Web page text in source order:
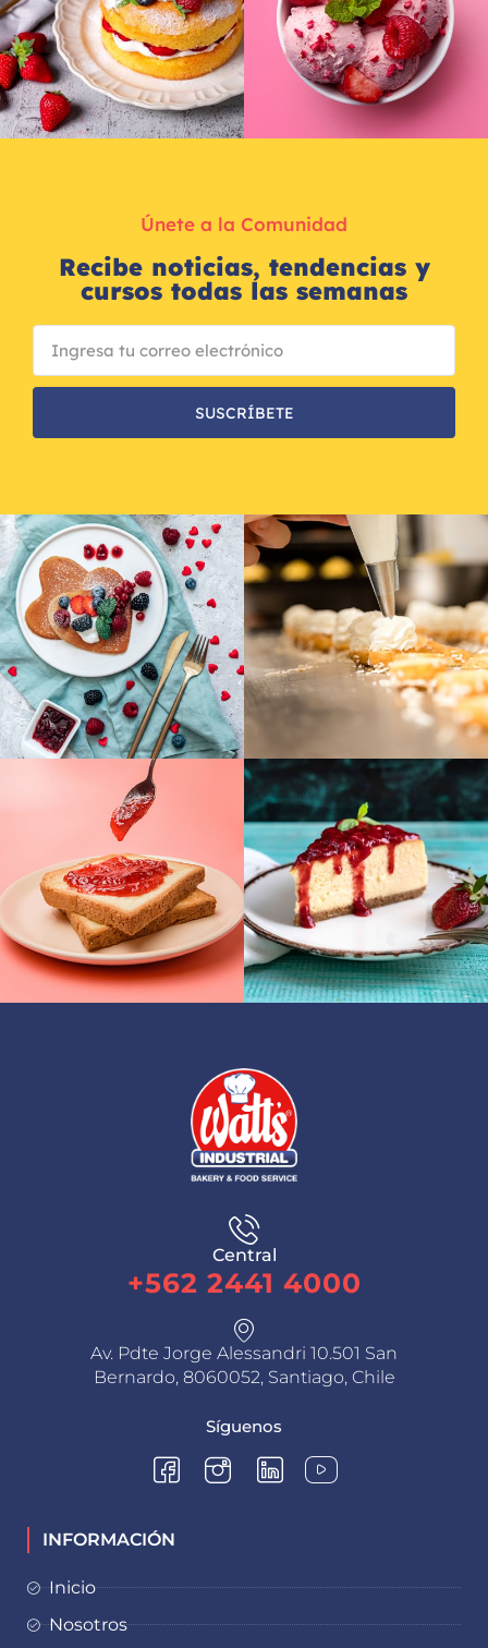
Únete a la Comunidad
Recibe noticias, tendencias y
cursos todas las semanas
SUSCRÍBETE
Central
+562 2441 4000
Av. Pdte Jorge Alessandri 10.501 San
Bernardo, 8060052, Santiago, Chile
Síguenos
INFORMACIÓN
Inicio
Nosotros